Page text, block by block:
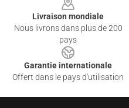
Livraison mondiale
Nous livrons dans plus de 200
pays
Garantie internationale
Offert dans le pays d'utilisation